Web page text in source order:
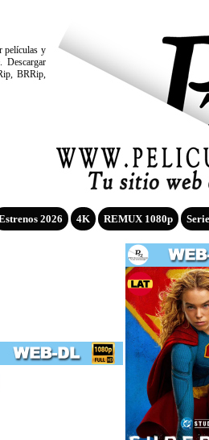
películas y
Descargar
BRRip,
2026 4K REMUX 1080p